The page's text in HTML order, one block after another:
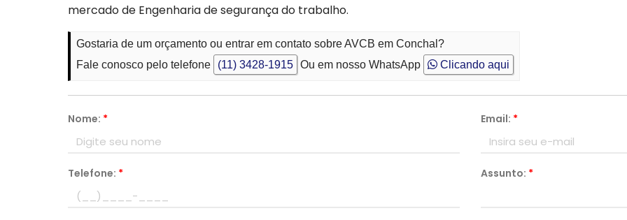
mercado de Engenharia de segurança do trabalho.
Gostaria de um orçamento ou entrar em contato sobre AVCB em Conchal?
Fale conosco pelo telefone
(11) 3428-1915 Ou em nosso WhatsApp Clicando aqui
Nome: * Email: *
Telefone: * Assunto: *